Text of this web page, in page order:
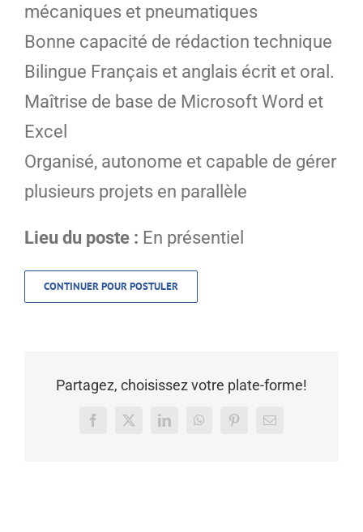
mécaniques et pneumatiques
Bonne capacité de rédaction technique
Bilingue Français et anglais écrit et oral.
Maîtrise de base de Microsoft Word et
Excel
Organisé, autonome et capable de gérer
plusieurs projets en parallèle
Lieu du poste : En présentiel
CONTINUER POUR POSTULER
Partagez, choisissez votre plate-forme!
Facebook
X LinkedInWhatsAppPinterestCourriel